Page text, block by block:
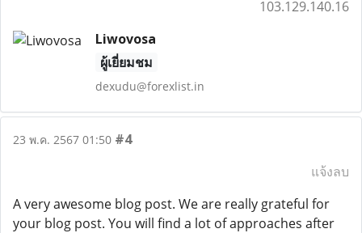
103.129.140.16
Liwovosa
ผู้เยี่ยมชม
dexudu@forexlist.in
23 พ.ค. 2567 01:50 #4
แจ้งลบ
A very awesome blog post. We are really grateful for
your blog post. You will find a lot of approaches after